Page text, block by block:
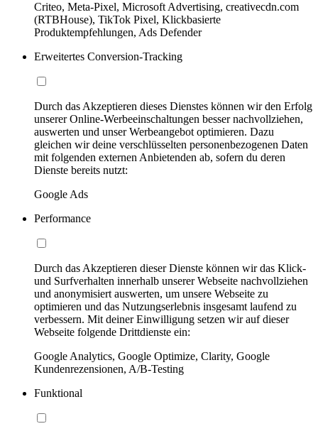
Criteo, Meta-Pixel, Microsoft Advertising, creativecdn.com
(RTBHouse), TikTok Pixel, Klickbasierte
Produktempfehlungen, Ads Defender
Erweitertes Conversion-Tracking
Durch das Akzeptieren dieses Dienstes können wir den Erfolg
unserer Online-Werbeeinschaltungen besser nachvollziehen,
auswerten und unser Werbeangebot optimieren. Dazu
gleichen wir deine verschlüsselten personenbezogenen Daten
mit folgenden externen Anbietenden ab, sofern du deren
Dienste bereits nutzt:
Google Ads
Performance
Durch das Akzeptieren dieser Dienste können wir das Klick-
und Surfverhalten innerhalb unserer Webseite nachvollziehen
und anonymisiert auswerten, um unsere Webseite zu
optimieren und das Nutzungserlebnis insgesamt laufend zu
verbessern. Mit deiner Einwilligung setzen wir auf dieser
Webseite folgende Drittdienste ein:
Google Analytics, Google Optimize, Clarity, Google
Kundenrezensionen, A/B-Testing
Funktional